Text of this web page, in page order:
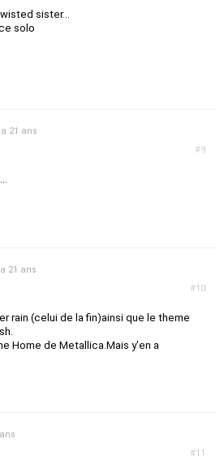
sister...
solo
#9
21 ans
#10
21 ans
rain (celui de la fin)ainsi que le theme
Home de Metallica.Mais y'en a
#11